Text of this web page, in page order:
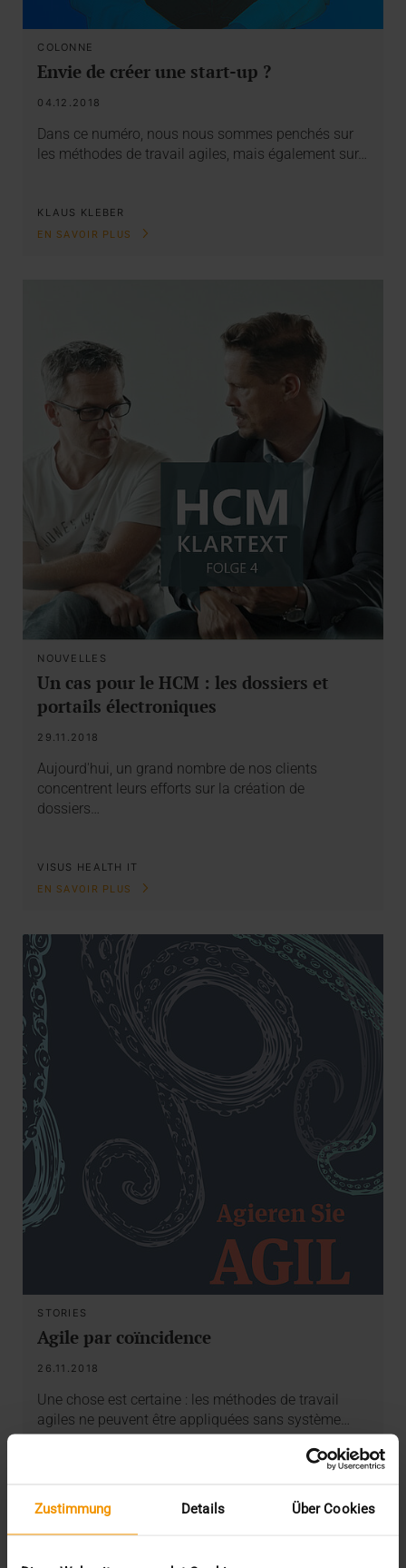
Zustimmung Details Über Cookies
COLONNE
Envie de créer une start-up ?
04.12.2018
Dans ce numéro, nous nous sommes penchés sur
les méthodes de travail agiles, mais également sur…
KLAUS KLEBER
EN SAVOIR PLUS
NOUVELLES
Un cas pour le HCM : les dossiers et
portails électroniques
29.11.2018
Aujourd'hui, un grand nombre de nos clients
concentrent leurs efforts sur la création de
dossiers…
VISUS HEALTH IT
EN SAVOIR PLUS
STORIES
Agile par coïncidence
26.11.2018
Une chose est certaine : les méthodes de travail
agiles ne peuvent être appliquées sans système…
EN SAVOIR PLUS